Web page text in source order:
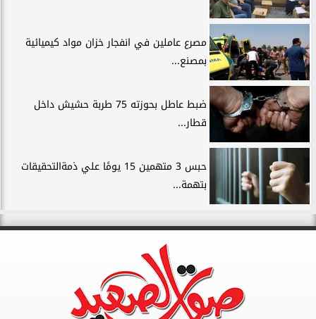
مصرع عاملين في انفجار خزان مواد كيميائية
بمصنع...
ضبط عاطل بحوزته 75 طربة حشيش داخل
قطار...
حبس 3 متهمين 15 يومًا علي ذمةالتحقيقات
بتهمة...